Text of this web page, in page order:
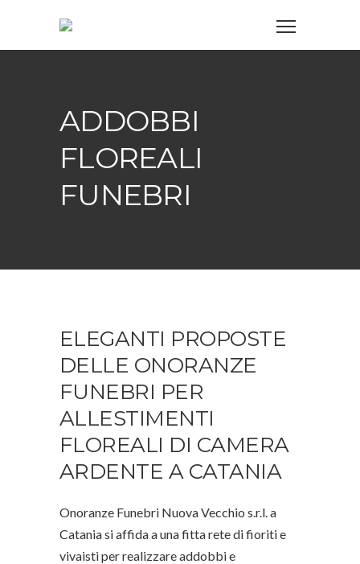
ADDOBBI
FLOREALI
FUNEBRI
ELEGANTI PROPOSTE
DELLE ONORANZE
FUNEBRI PER
ALLESTIMENTI
FLOREALI DI CAMERA
ARDENTE A CATANIA
Onoranze Funebri Nuova Vecchio s.r.l. a
Catania si affida a una fitta rete di fioriti e
vivaisti per realizzare addobbi e